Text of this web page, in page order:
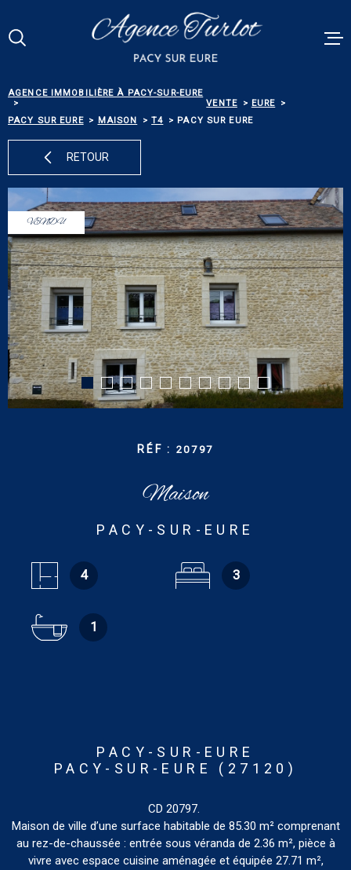
menu
contenu
VENTES
BIENS
ALERTE
NOS
CONTACT
AGENCE IMMOBILIÈRE À PACY-SUR-EURE
VENTE
EURE
PACY SUR EURE
MAISON T4 PACY SUR EURE
RETOUR
VENDU
RÉF : 20797
Maison
PACY-SUR-EURE
4 3
1
PACY-SUR-EURE
PACY-SUR-EURE (27120)
CD 20797.
Maison de ville d’une surface habitable de 85.30 m² comprenant
au rez-de-chaussée : entrée sous véranda de 2.36 m², pièce à
vivre avec espace cuisine aménagée et équipée 27.71 m²,
Votre
RECHERCHE
TYPE
BIEN
TYPE DE BIEN
VILLE
Budget
BUDGET
RECHERCHER